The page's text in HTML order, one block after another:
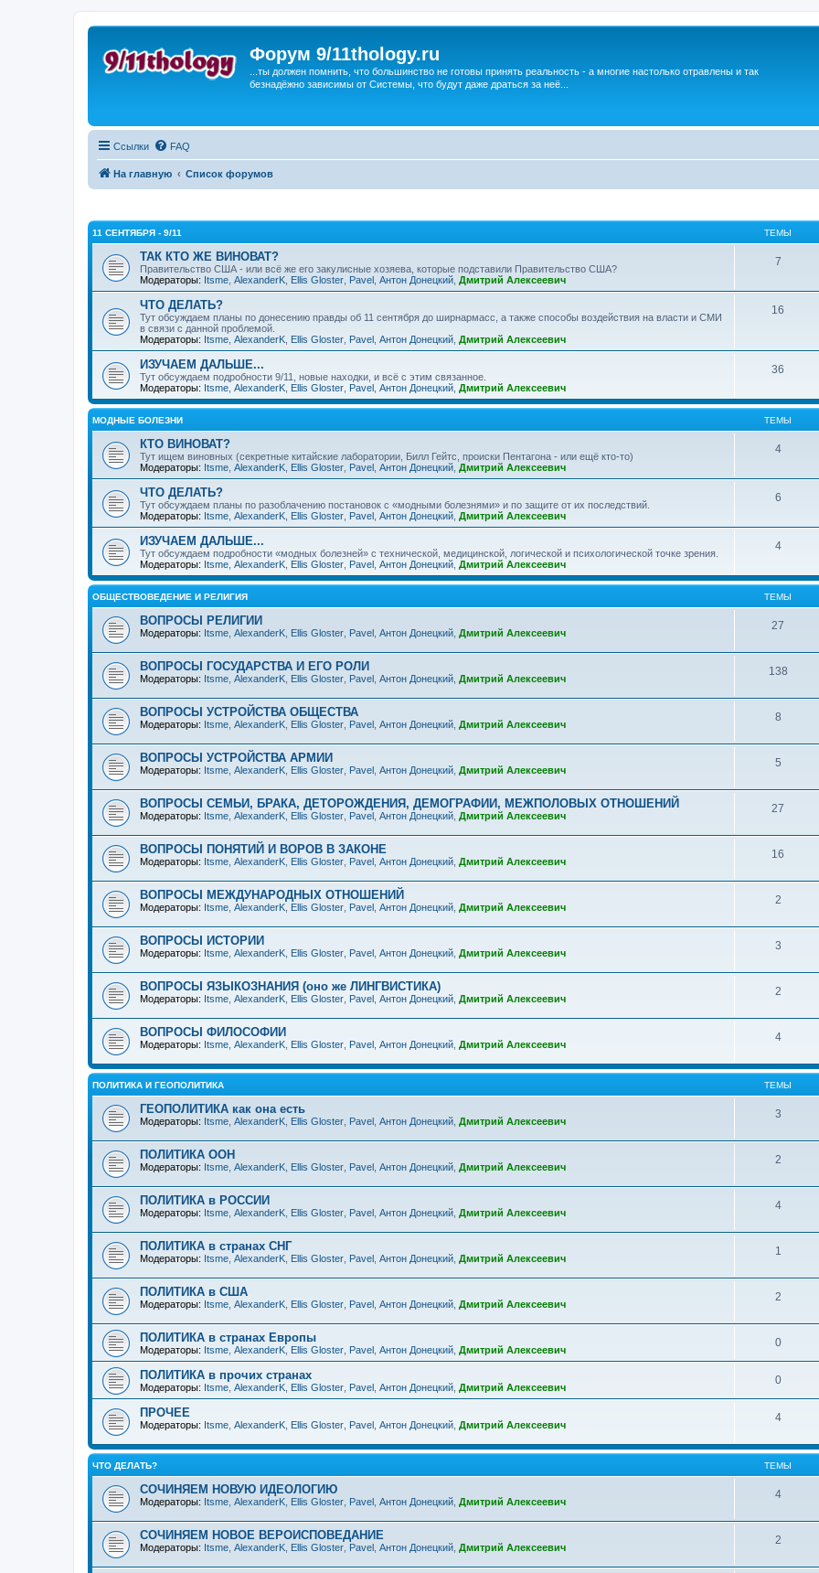
Форум 9/11thology.ru
...ты должен помнить, что большинство не готовы принять реальность - а многие настолько отравлены и так
безнадёжно зависимы от Системы, что будут даже драться за неё...
Ссылки FAQ
На главную Список форумов
11 СЕНТЯБРЯ - 9/11 ТЕМЫ
ТАК КТО ЖЕ ВИНОВАТ?
Правительство США - или всё же его закулисные хозяева, которые подставили Правительство США?
Модераторы: Itsme AlexanderK Ellis Gloster Pavel Антон Донецкий Дмитрий Алексеевич
7
ЧТО ДЕЛАТЬ?
Тут обсуждаем планы по донесению правды об 11 сентября до ширнармасс, а также способы воздействия на власти и СМИ
в связи с данной проблемой.
Модераторы: Itsme AlexanderK Ellis Gloster Pavel Антон Донецкий Дмитрий Алексеевич
16
ИЗУЧАЕМ ДАЛЬШЕ...
Тут обсуждаем подробности 9/11, новые находки, и всё с этим связанное.
Модераторы: Itsme AlexanderK Ellis Gloster Pavel Антон Донецкий Дмитрий Алексеевич
36
МОДНЫЕ БОЛЕЗНИ ТЕМЫ
КТО ВИНОВАТ?
Тут ищем виновных (секретные китайские лаборатории, Билл Гейтс, происки Пентагона - или ещё кто-то)
Модераторы: Itsme AlexanderK Ellis Gloster Pavel Антон Донецкий Дмитрий Алексеевич
4
ЧТО ДЕЛАТЬ?
Тут обсуждаем планы по разоблачению постановок с «модными болезнями» и по защите от их последствий.
Модераторы: Itsme AlexanderK Ellis Gloster Pavel Антон Донецкий Дмитрий Алексеевич
6
ИЗУЧАЕМ ДАЛЬШЕ...
Тут обсуждаем подробности «модных болезней» с технической, медицинской, логической и психологической точке зрения.
Модераторы: Itsme AlexanderK Ellis Gloster Pavel Антон Донецкий Дмитрий Алексеевич
4
ОБЩЕСТВОВЕДЕНИЕ И РЕЛИГИЯ ТЕМЫ
ВОПРОСЫ РЕЛИГИИ
Модераторы: Itsme AlexanderK Ellis Gloster Pavel Антон Донецкий Дмитрий Алексеевич
27
ВОПРОСЫ ГОСУДАРСТВА И ЕГО РОЛИ
Модераторы: Itsme AlexanderK Ellis Gloster Pavel Антон Донецкий Дмитрий Алексеевич
138
ВОПРОСЫ УСТРОЙСТВА ОБЩЕСТВА
Модераторы: Itsme AlexanderK Ellis Gloster Pavel Антон Донецкий Дмитрий Алексеевич
8
ВОПРОСЫ УСТРОЙСТВА АРМИИ
Модераторы: Itsme AlexanderK Ellis Gloster Pavel Антон Донецкий Дмитрий Алексеевич
5
ВОПРОСЫ СЕМЬИ, БРАКА, ДЕТОРОЖДЕНИЯ, ДЕМОГРАФИИ, МЕЖПОЛОВЫХ ОТНОШЕНИЙ
Модераторы: Itsme AlexanderK Ellis Gloster Pavel Антон Донецкий Дмитрий Алексеевич
27
ВОПРОСЫ ПОНЯТИЙ И ВОРОВ В ЗАКОНЕ
Модераторы: Itsme AlexanderK Ellis Gloster Pavel Антон Донецкий Дмитрий Алексеевич
16
ВОПРОСЫ МЕЖДУНАРОДНЫХ ОТНОШЕНИЙ
Модераторы: Itsme AlexanderK Ellis Gloster Pavel Антон Донецкий Дмитрий Алексеевич
2
ВОПРОСЫ ИСТОРИИ
Модераторы: Itsme AlexanderK Ellis Gloster Pavel Антон Донецкий Дмитрий Алексеевич
3
ВОПРОСЫ ЯЗЫКОЗНАНИЯ (оно же ЛИНГВИСТИКА)
Модераторы: Itsme AlexanderK Ellis Gloster Pavel Антон Донецкий Дмитрий Алексеевич
2
ВОПРОСЫ ФИЛОСОФИИ
Модераторы: Itsme AlexanderK Ellis Gloster Pavel Антон Донецкий Дмитрий Алексеевич
4
ПОЛИТИКА И ГЕОПОЛИТИКА ТЕМЫ
ГЕОПОЛИТИКА как она есть
Модераторы: Itsme AlexanderK Ellis Gloster Pavel Антон Донецкий Дмитрий Алексеевич
3
ПОЛИТИКА ООН
Модераторы: Itsme AlexanderK Ellis Gloster Pavel Антон Донецкий Дмитрий Алексеевич
2
ПОЛИТИКА в РОССИИ
Модераторы: Itsme AlexanderK Ellis Gloster Pavel Антон Донецкий Дмитрий Алексеевич
4
ПОЛИТИКА в странах СНГ
Модераторы: Itsme AlexanderK Ellis Gloster Pavel Антон Донецкий Дмитрий Алексеевич
1
ПОЛИТИКА в США
Модераторы: Itsme AlexanderK Ellis Gloster Pavel Антон Донецкий Дмитрий Алексеевич
2
ПОЛИТИКА в странах Европы
Модераторы: Itsme AlexanderK Ellis Gloster Pavel Антон Донецкий Дмитрий Алексеевич
0
ПОЛИТИКА в прочих странах
Модераторы: Itsme AlexanderK Ellis Gloster Pavel Антон Донецкий Дмитрий Алексеевич
0
ПРОЧЕЕ
Модераторы: Itsme AlexanderK Ellis Gloster Pavel Антон Донецкий Дмитрий Алексеевич
4
ЧТО ДЕЛАТЬ? ТЕМЫ
СОЧИНЯЕМ НОВУЮ ИДЕОЛОГИЮ
Модераторы: Itsme AlexanderK Ellis Gloster Pavel Антон Донецкий Дмитрий Алексеевич
4
СОЧИНЯЕМ НОВОЕ ВЕРОИСПОВЕДАНИЕ
Модераторы: Itsme AlexanderK Ellis Gloster Pavel Антон Донецкий Дмитрий Алексеевич
2